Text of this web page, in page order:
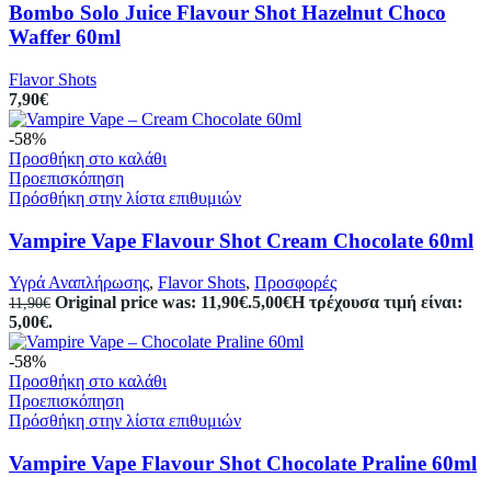
Bombo Solo Juice Flavour Shot Hazelnut Choco
Waffer 60ml
Flavor Shots
7,90€
-58%
Προσθήκη στο καλάθι
Προεπισκόπηση
Πρόσθήκη στην λίστα επιθυμιών
Vampire Vape Flavour Shot Cream Chocolate 60ml
Υγρά Αναπλήρωσης, Flavor Shots, Προσφορές
11,90€ Original price was: 11,90€.5,00€Η τρέχουσα τιμή είναι:
5,00€.
-58%
Προσθήκη στο καλάθι
Προεπισκόπηση
Πρόσθήκη στην λίστα επιθυμιών
Vampire Vape Flavour Shot Chocolate Praline 60ml